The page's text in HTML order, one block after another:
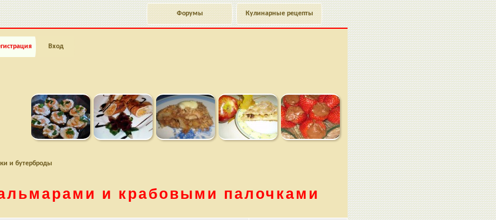
Кулинарные рецепты
Форумы
Вход
и бутерброды
и крабовыми палочками